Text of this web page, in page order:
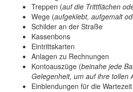
Treppen (auf die Trittflächen
Wege (aufgeklebt, aufgemalt
Schilder an der Straße
Kassenbons
Eintrittskarten
Anlagen zu Rechnungen
Kontoauszüge (beinahe jede
Gelegenheit, um auf ihre tollen
Einblendungen für die